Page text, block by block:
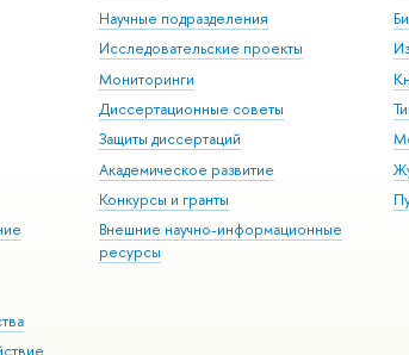
Научные подразделения
Исследовательские проекты
Мониторинги
Диссертационные советы
Защиты диссертаций
Академическое развитие
Конкурсы и гранты
Внешние научно-информационные
ресурсы